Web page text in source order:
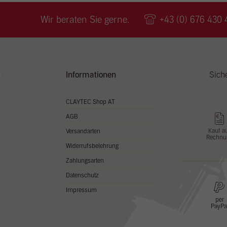
Wir beraten Sie gerne. +43 (0) 676 430
Informationen
CLAYTEC Shop AT
AGB
Versandarten
Widerrufsbelehrung
Zahlungsarten
Datenschutz
Impressum
Kauf
per
PayPal
zu